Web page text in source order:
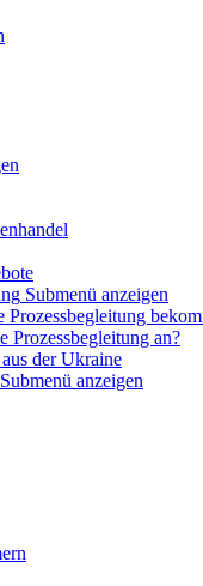
Submenü anzeigen
Prozessbegleitung
Prozessbegleitung an?
der Ukraine
Submenü anzeigen